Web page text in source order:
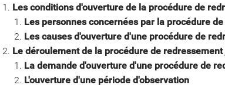
Les conditions d'ouverture de la procédure de
Les personnes concernées par la procédure
Les causes d'ouverture d'une procédure de
Le déroulement de la procédure de
La demande d'ouverture d'une procédure de
L'ouverture d'une période d'observation